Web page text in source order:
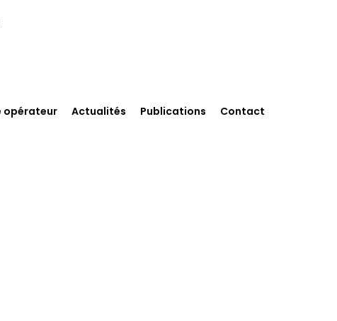
opérateur Actualités Publications Contact